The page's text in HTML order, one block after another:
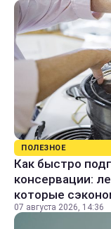
ПОЛЕЗНОЕ
Как быстро
консервации:
которые
07 августа 2026, 14:36